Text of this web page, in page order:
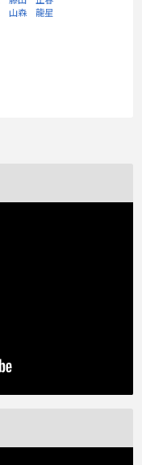
山森 龍星